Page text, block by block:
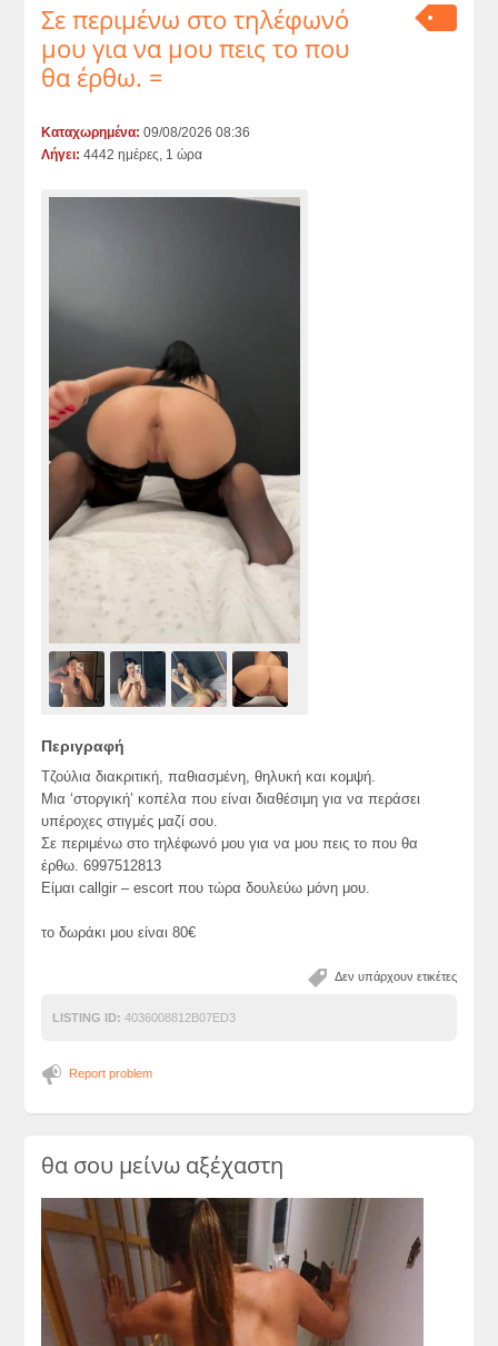
Σε περιμένω στο τηλέφωνό
μου για να μου πεις το που
θα έρθω. =
Καταχωρημένα: 09/08/2026 08:36
Λήγει: 4442 ημέρες, 1 ώρα
Περιγραφή
Τζούλια διακριτική, παθιασμένη, θηλυκή και κομψή.
Μια ‘στοργική’ κοπέλα που είναι διαθέσιμη για να περάσει
υπέροχες στιγμές μαζί σου.
Σε περιμένω στο τηλέφωνό μου για να μου πεις το που θα
έρθω. 6997512813
Είμαι callgir – escort που τώρα δουλεύω μόνη μου.
το δωράκι μου είναι 80€
Δεν υπάρχουν ετικέτες
LISTING ID: 4036008812B07ED3
Report problem
θα σου μείνω αξέχαστη